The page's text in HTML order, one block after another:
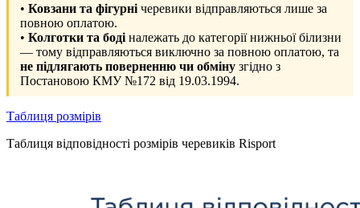
• Ковзани та фігурні черевики відправляються лише за
повною оплатою.
• Колготки та боді належать до категорії нижньої білизни
— тому відправляються виключно за повною оплатою, та
не підлягають поверненню чи обміну згідно з
Постановою КМУ №172 від 19.03.1994.
Таблиця розмірів
Таблиця відповідності розмірів черевиків Risport